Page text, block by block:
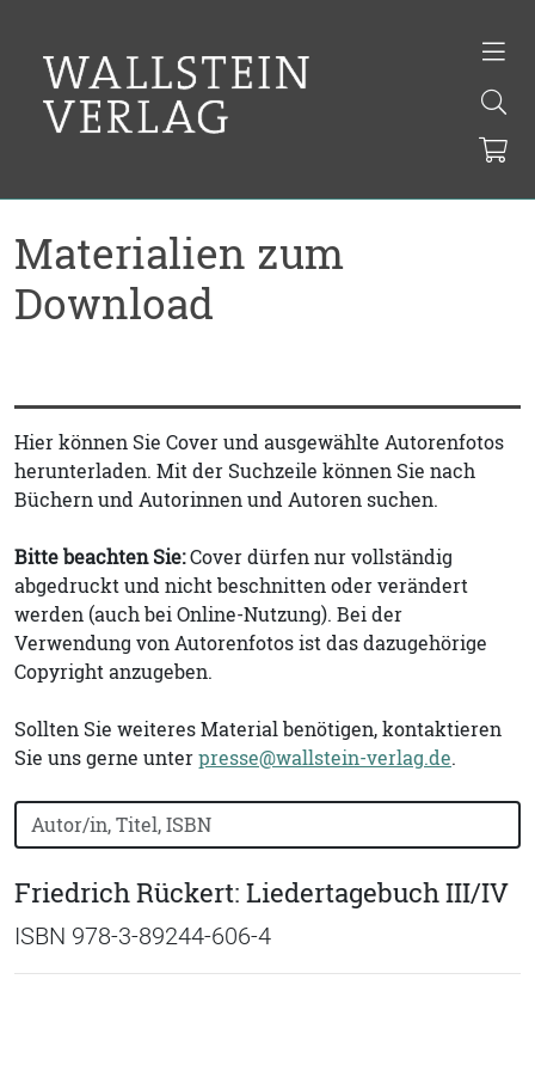
Materialien zum
Download
Hier können Sie Cover und ausgewählte Autorenfotos
herunterladen. Mit der Suchzeile können Sie nach
Büchern und Autorinnen und Autoren suchen.
Bitte beachten Sie:Cover dürfen nur vollständig
abgedruckt und nicht beschnitten oder verändert
werden (auch bei Online-Nutzung). Bei der
Verwendung von Autorenfotos ist das dazugehörige
Copyright anzugeben.
Sollten Sie weiteres Material benötigen, kontaktieren
Sie uns gerne unterpresse@wallstein-verlag.de.
Bücher nach Buchtitel, Autorennamen oder ISBN
Friedrich Rückert: Liedertagebuch III/IV
ISBN 978-3-89244-606-4